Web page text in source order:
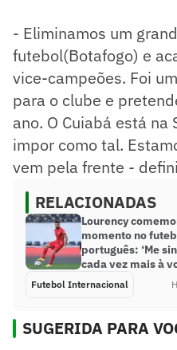
- Eliminamos um
futebol(Botafogo) e
vice-campeões. Foi
para o clube e
ano. O Cuiabá está na
impor como tal.
vem pela frente -
RELACIONADAS
Lourency
momento no
português: ‘Me
cada vez mais à
Futebol Internacional
SUGERIDA PARA